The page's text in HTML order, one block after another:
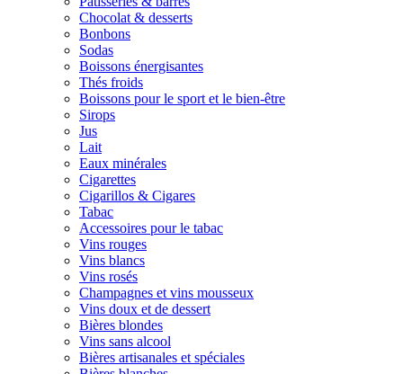
Chocolat & desserts
Bonbons
Sodas
Boissons énergisantes
Thés froids
Boissons pour le sport et le bien-être
Sirops
Jus
Lait
Eaux minérales
Cigarettes
Cigarillos & Cigares
Tabac
Accessoires pour le tabac
Vins rouges
Vins blancs
Vins rosés
Champagnes et vins mousseux
Vins doux et de dessert
Bières blondes
Vins sans alcool
Bières artisanales et spéciales